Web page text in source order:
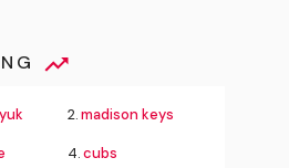
2.madison keys
4.cubs